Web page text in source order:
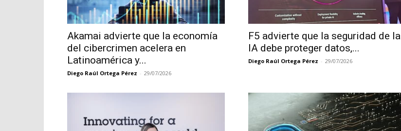
Akamai advierte que la economía
del cibercrimen acelera en
Latinoamérica y...
Diego Raúl Ortega Pérez - 29/07/2026
F5 advierte que la seguridad de la
IA debe proteger datos,...
Diego Raúl Ortega Pérez - 29/07/2026